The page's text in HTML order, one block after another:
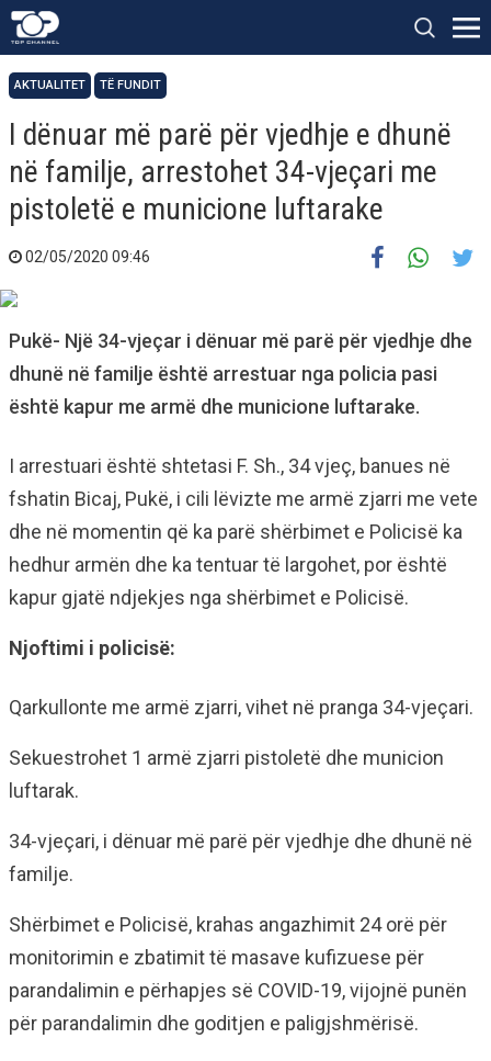
AKTUALITET TË FUNDIT
I dënuar më parë për vjedhje e dhunë
në familje, arrestohet 34-vjeçari me
pistoletë e municione luftarake
02/05/2020 09:46
Pukë- Një 34-vjeçar i dënuar më parë për vjedhje dhe
dhunë në familje është arrestuar nga policia pasi
është kapur me armë dhe municione luftarake.
I arrestuari është shtetasi F. Sh., 34 vjeç, banues në
fshatin Bicaj, Pukë, i cili lëvizte me armë zjarri me vete
dhe në momentin që ka parë shërbimet e Policisë ka
hedhur armën dhe ka tentuar të largohet, por është
kapur gjatë ndjekjes nga shërbimet e Policisë.
Njoftimi i policisë:
Qarkullonte me armë zjarri, vihet në pranga 34-vjeçari.
Sekuestrohet 1 armë zjarri pistoletë dhe municion
luftarak.
34-vjeçari, i dënuar më parë për vjedhje dhe dhunë në
familje.
Shërbimet e Policisë, krahas angazhimit 24 orë për
monitorimin e zbatimit të masave kufizuese për
parandalimin e përhapjes së COVID-19, vijojnë punën
për parandalimin dhe goditjen e paligjshmërisë.